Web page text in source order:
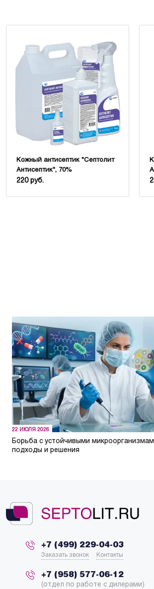
Кожный антисептик "Септолит
Антисептик", 70%
220 руб.
22 ИЮЛЯ 2026
Борьба с устойчивыми
подходы и решения
+7 (499) 229-04-03
Заказать звонок Контакты
+7 (958) 577-06-12
(отдел по работе с дилерами)